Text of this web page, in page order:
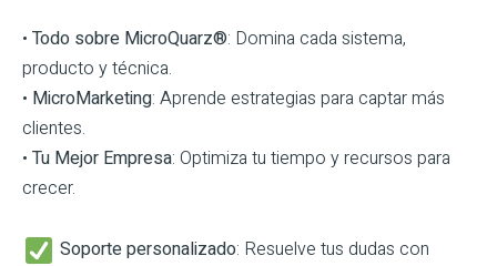
• Todo sobre MicroQuarz®: Domina cada sistema,
producto y técnica.
• MicroMarketing: Aprende estrategias para captar más
clientes.
• Tu Mejor Empresa: Optimiza tu tiempo y recursos para
crecer.
Soporte personalizado: Resuelve tus dudas con